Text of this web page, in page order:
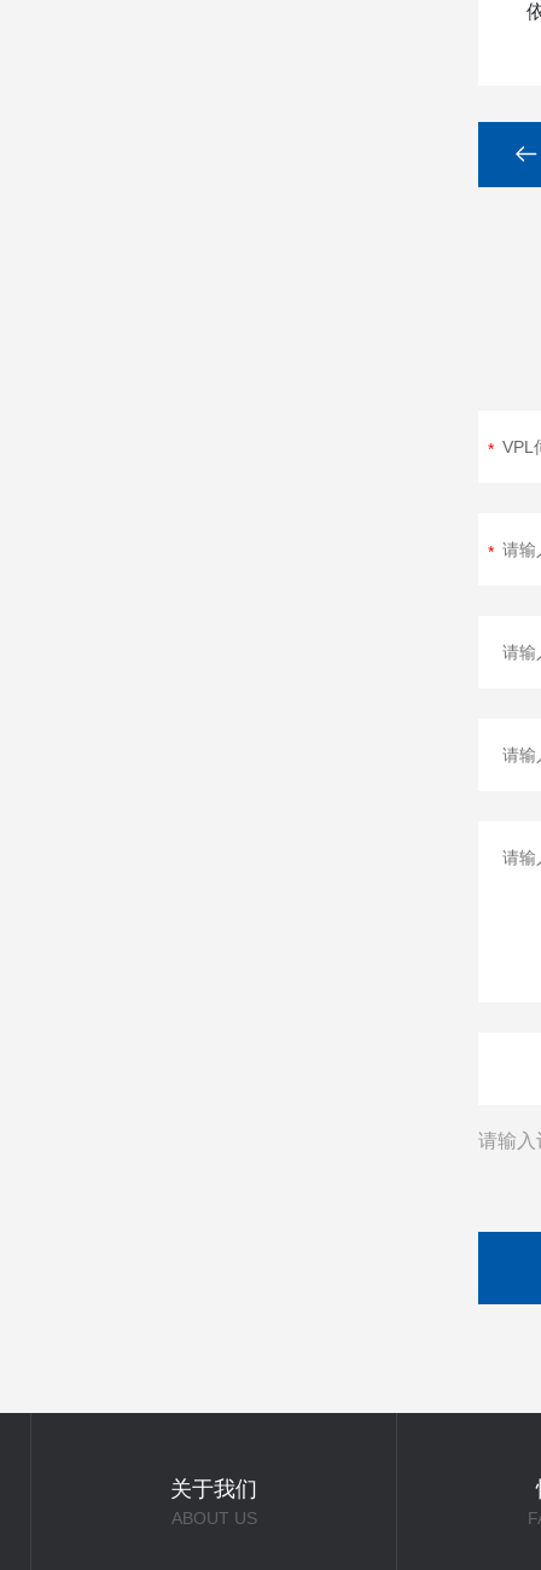
请输入
关于我们
ABOUT US